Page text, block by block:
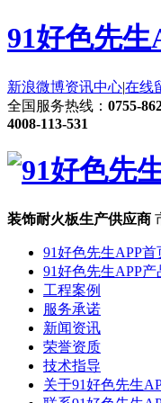
91好色先
新浪微博资讯中心|在线
全国服务热线： 0755-
4008-113-531
装饰耐火板生产供应商
91好色先生APP首
91好色先生APP产
工程案例
服务承诺
新闻资讯
荣誉资质
技术指导
关于91好色先生